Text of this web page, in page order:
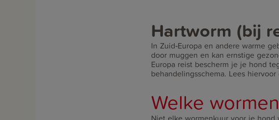
Hartworm (bij
In Zuid‑Europa en andere warme
door muggen en kan ernstige
Europa reist bescherm je je hond
behandelingsschema. Lees
Welke